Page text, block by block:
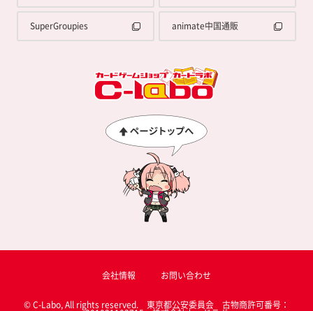
SuperGroupies animate中国通販
会社情報 お問い合わせ
© C-Labo, All rights reserved. 東京都公安委員会 古物商許可番号：